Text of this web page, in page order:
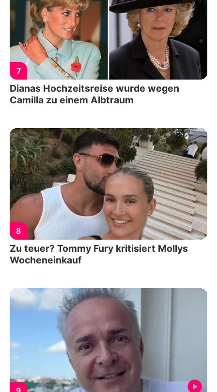
7
Dianas Hochzeitsreise wurde wegen
Camilla zu einem Albtraum
8
Zu teuer? Tommy Fury kritisiert Mollys
Wocheneinkauf